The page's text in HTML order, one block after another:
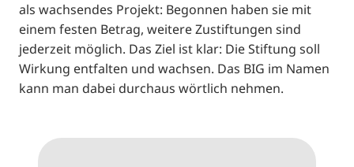
als wachsendes Projekt: Begonnen haben sie mit
einem festen Betrag, weitere Zustiftungen sind
jederzeit möglich. Das Ziel ist klar: Die Stiftung soll
Wirkung entfalten und wachsen. Das BIG im Namen
kann man dabei durchaus wörtlich nehmen.